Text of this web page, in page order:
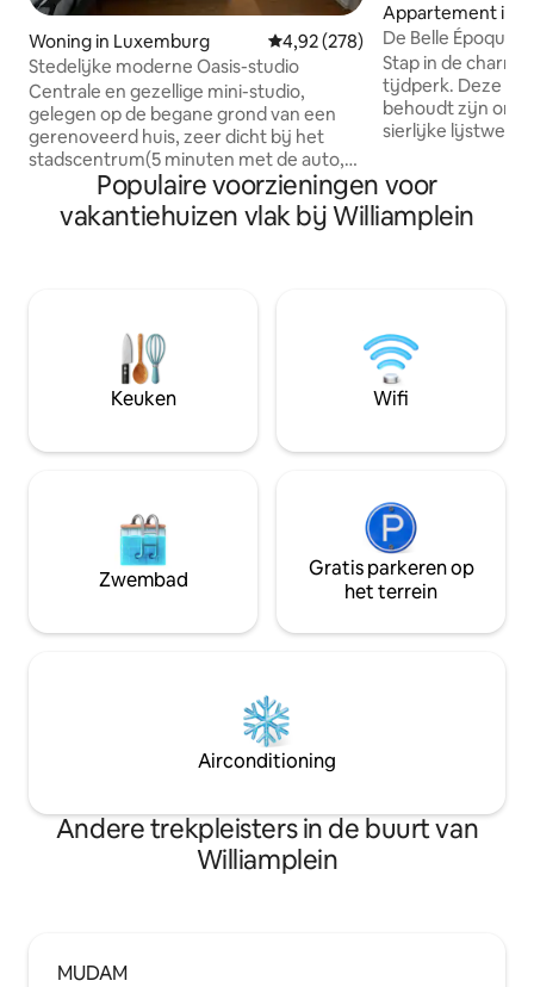
Woning in Luxemburg Gemiddelde beoordeling van
4,92 (278)
Stedelijke moderne Oasis-studio
Centrale en gezellige mini-studio,
gelegen op de begane grond van een
gerenoveerd huis, zeer dicht bij het
stadscentrum(5 minuten met de auto,
15 minuten lopen en 8 minuten met de
bus), maar ook naar Kirchberg(5
minuten met de auto, 15 minuten lopen
kitchenette. En een rek om je kleding op
gratis van 18.00 tot 08.00 uur en in het
weekend. Anders 1 €/uur, max 3 uur
Appartement in
De Belle Époque
Stap in de
tijdperk. Deze elegante woning
behoudt zijn
sierlijke lijstwerk
Frankrijk. Een retro ‘70s vibe voegt
karakter toe en
een woning die
Opmerking: Dit is
alleen verhuur
reis. Behandel
Populaire voorzieningen voor
vakantiehuizen vlak bij Williamplein
Keuken Wifi
Zwembad
Gratis parkeren op
het terrein
Airconditioning
Andere trekpleisters in de buurt van
Williamplein
MUDAM